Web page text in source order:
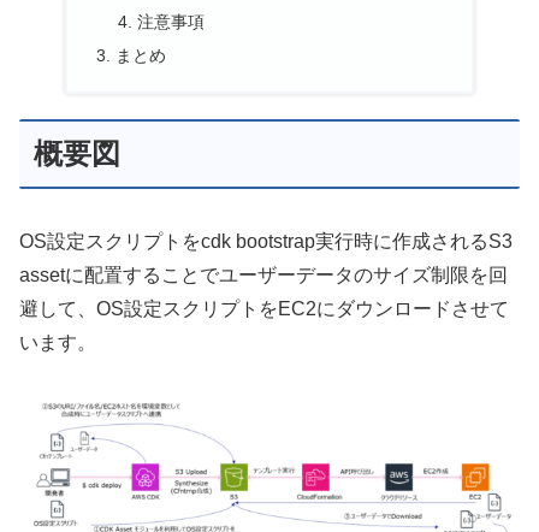
注意事項
まとめ
概要図
OS設定スクリプトをcdk bootstrap実行時に作成されるS3
assetに配置することでユーザーデータのサイズ制限を回
避して、OS設定スクリプトをEC2にダウンロードさせて
います。